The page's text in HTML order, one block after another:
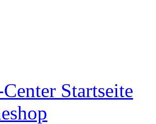
Startseite